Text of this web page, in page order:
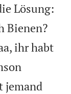
Lösung:
Bienen?
ihr habt
jemand